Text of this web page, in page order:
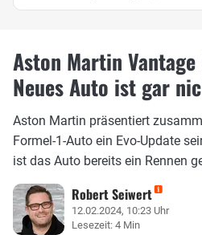
Aston Martin Vantage
Neues Auto ist gar
Aston Martin präsentiert
Formel-1-Auto ein Evo-Update
ist das Auto bereits ein Rennen
Robert Seiwert
12.02.2024, 10:23 Uhr
Lesezeit: 4 Min